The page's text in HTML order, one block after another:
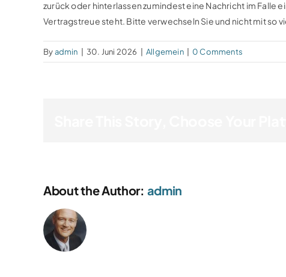
zurück oder hinterlassen zumindest eine Nachricht im Falle
Vertragstreue steht. Bitte verwechseln Sie und nicht mit so
Byadmin 30. Juni 2026 Allgemein 0 Comments
About the Author: admin